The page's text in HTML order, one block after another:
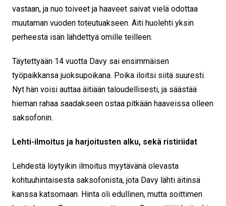
vastaan, ja nuo toiveet ja haaveet saivat vielä odottaa
muutaman vuoden toteutuakseen. Äiti huolehti yksin
perheestä isän lähdettyä omille teilleen.
Täytettyään 14 vuotta Davy sai ensimmäisen
työpaikkansa juoksupoikana. Poika iloitsi siitä suuresti.
Nyt hän voisi auttaa äitiään taloudellisesti, ja säästää
hieman rahaa saadakseen ostaa pitkään haaveissa olleen
saksofonin.
Lehti-ilmoitus ja harjoitusten alku, sekä ristiriidat
Lehdestä löytyikin ilmoitus myytävänä olevasta
kohtuuhintaisesta saksofonista, jota Davy lähti äitinsä
kanssa katsomaan. Hinta oli edullinen, mutta soittimen